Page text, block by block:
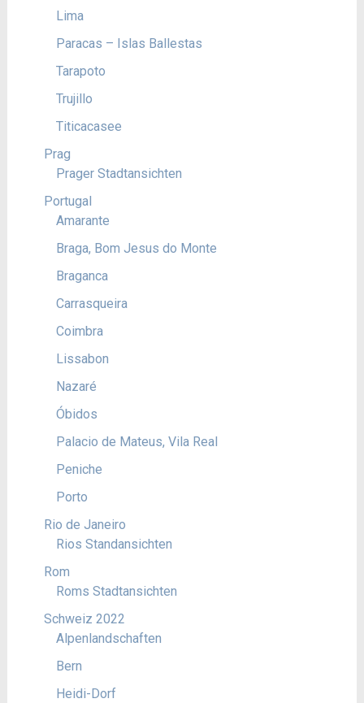
Lima
Paracas – Islas Ballestas
Tarapoto
Trujillo
Titicacasee
Prag
Prager Stadtansichten
Portugal
Amarante
Braga, Bom Jesus do Monte
Braganca
Carrasqueira
Coimbra
Lissabon
Nazaré
Óbidos
Palacio de Mateus, Vila Real
Peniche
Porto
Rio de Janeiro
Rios Standansichten
Rom
Roms Stadtansichten
Schweiz 2022
Alpenlandschaften
Bern
Heidi-Dorf